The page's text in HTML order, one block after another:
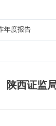
年度报告
陕西证监